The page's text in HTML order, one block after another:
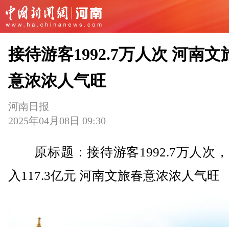
接待游客1992.7万人次 河南文
意浓浓人气旺
河南日报
2025年04月08日 09:30
原标题：接待游客1992.7万人次
入117.3亿元 河南文旅春意浓浓人气旺